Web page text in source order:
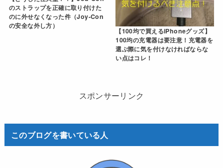
のストラップを正確に取り付けた
のに外せなくなった件（Joy-Con
の安全な外し方）
【100均で買えるiPhoneグッズ】
100均の充電器は要注意！充電器を
選ぶ際に気を付けなければならな
い点はコレ！
スポンサーリンク
このブログを書いている人